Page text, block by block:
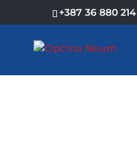
+387 36 880 214